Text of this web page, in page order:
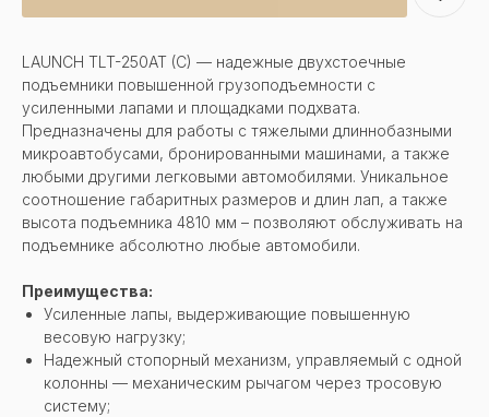
LAUNCH TLT-250AT (C) — надежные двухстоечные
подъемники повышенной грузоподъемности с
усиленными лапами и площадками подхвата.
Предназначены для работы с тяжелыми длиннобазными
микроавтобусами, бронированными машинами, а также
любыми другими легковыми автомобилями. Уникальное
соотношение габаритных размеров и длин лап, а также
высота подъемника 4810 мм – позволяют обслуживать на
подъемнике абсолютно любые автомобили.
Преимущества:
Усиленные лапы, выдерживающие повышенную
весовую нагрузку;
Надежный стопорный механизм, управляемый с одной
колонны — механическим рычагом через тросовую
систему;